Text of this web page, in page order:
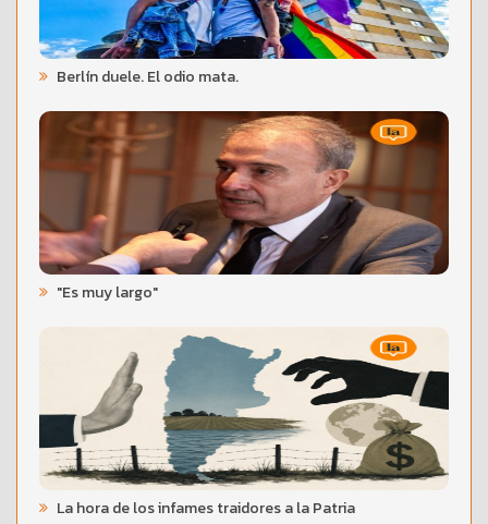
Berlín duele. El odio mata.
"Es muy largo"
La hora de los infames traidores a la Patria